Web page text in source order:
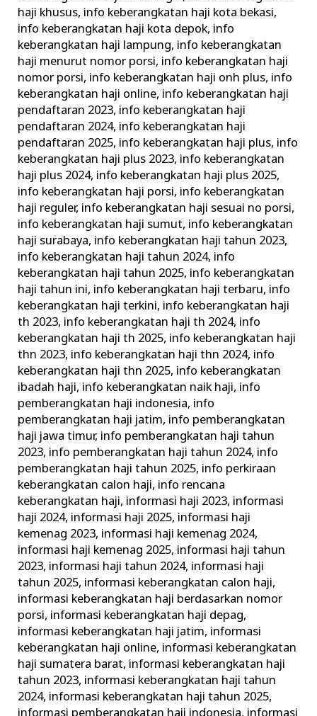
haji khusus, info keberangkatan haji kota bekasi,
info keberangkatan haji kota depok, info
keberangkatan haji lampung, info keberangkatan
haji menurut nomor porsi, info keberangkatan haji
nomor porsi, info keberangkatan haji onh plus, info
keberangkatan haji online, info keberangkatan haji
pendaftaran 2023, info keberangkatan haji
pendaftaran 2024, info keberangkatan haji
pendaftaran 2025, info keberangkatan haji plus, info
keberangkatan haji plus 2023, info keberangkatan
haji plus 2024, info keberangkatan haji plus 2025,
info keberangkatan haji porsi, info keberangkatan
haji reguler, info keberangkatan haji sesuai no porsi,
info keberangkatan haji sumut, info keberangkatan
haji surabaya, info keberangkatan haji tahun 2023,
info keberangkatan haji tahun 2024, info
keberangkatan haji tahun 2025, info keberangkatan
haji tahun ini, info keberangkatan haji terbaru, info
keberangkatan haji terkini, info keberangkatan haji
th 2023, info keberangkatan haji th 2024, info
keberangkatan haji th 2025, info keberangkatan haji
thn 2023, info keberangkatan haji thn 2024, info
keberangkatan haji thn 2025, info keberangkatan
ibadah haji, info keberangkatan naik haji, info
pemberangkatan haji indonesia, info
pemberangkatan haji jatim, info pemberangkatan
haji jawa timur, info pemberangkatan haji tahun
2023, info pemberangkatan haji tahun 2024, info
pemberangkatan haji tahun 2025, info perkiraan
keberangkatan calon haji, info rencana
keberangkatan haji, informasi haji 2023, informasi
haji 2024, informasi haji 2025, informasi haji
kemenag 2023, informasi haji kemenag 2024,
informasi haji kemenag 2025, informasi haji tahun
2023, informasi haji tahun 2024, informasi haji
tahun 2025, informasi keberangkatan calon haji,
informasi keberangkatan haji berdasarkan nomor
porsi, informasi keberangkatan haji depag,
informasi keberangkatan haji jatim, informasi
keberangkatan haji online, informasi keberangkatan
haji sumatera barat, informasi keberangkatan haji
tahun 2023, informasi keberangkatan haji tahun
2024, informasi keberangkatan haji tahun 2025,